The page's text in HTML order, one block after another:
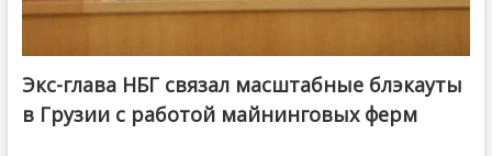
Экс-глава НБГ связал масштабные блэкауты
в Грузии с работой майнинговых ферм